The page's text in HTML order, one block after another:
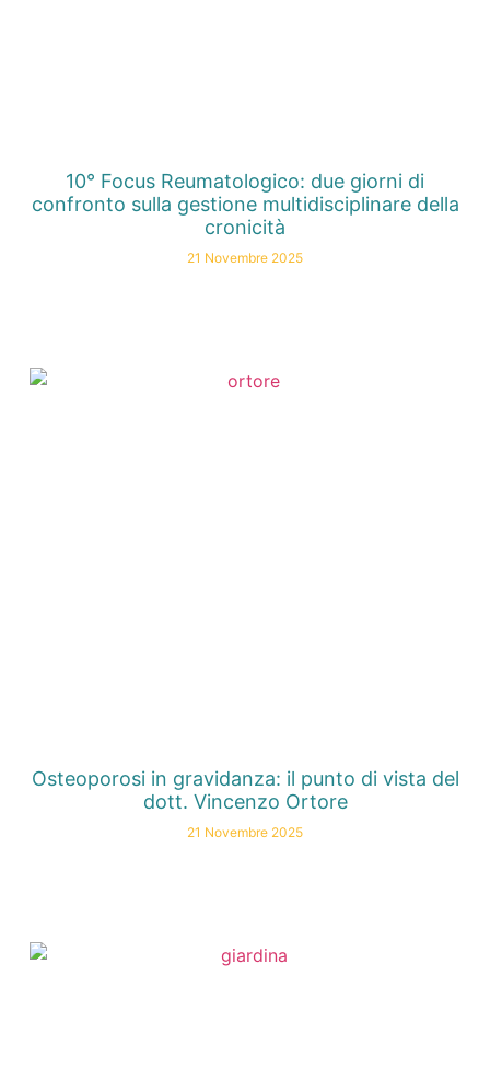
10° Focus Reumatologico: due giorni di
confronto sulla gestione multidisciplinare della
cronicità
21 Novembre 2025
Osteoporosi in gravidanza: il punto di vista del
dott. Vincenzo Ortore
21 Novembre 2025